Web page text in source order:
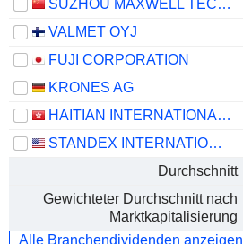
SUZHOU MAXWELL TECHNOLOGIES CO., LTD.
VALMET OYJ
FUJI CORPORATION
KRONES AG
HAITIAN INTERNATIONAL HOLDINGS LIMITED
STANDEX INTERNATIONAL CORPORATION
Durchschnitt
Gewichteter Durchschnitt nach
Marktkapitalisierung
Alle Branchendividenden anzeigen